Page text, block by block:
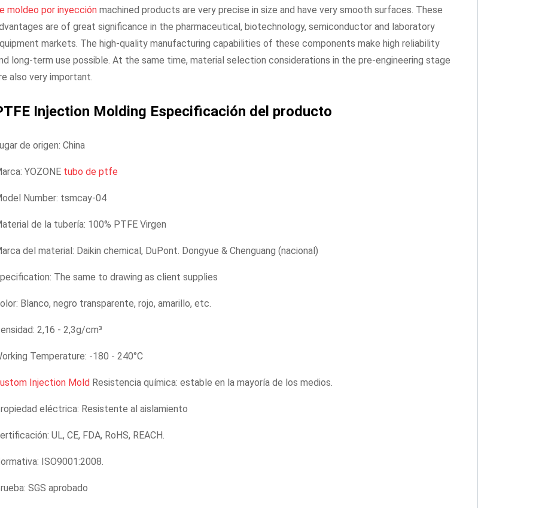
moldeo por inyección machined products are very precise in size and have very smooth surfaces. These
are of great significance in the pharmaceutical, biotechnology, semiconductor and laboratory
markets. The high-quality manufacturing capabilities of these components make high reliability
long-term use possible. At the same time, material selection considerations in the pre-engineering stage
also very important.
Injection Molding Especificación del producto
de origen: China
YOZONE tubo de ptfe
Number: tsmcay-04
de la tubería: 100% PTFE Virgen
del material: Daikin chemical, DuPont. Dongyue & Chenguang (nacional)
The same to drawing as client supplies
Blanco, negro transparente, rojo, amarillo, etc.
2,16 - 2,3g/cm³
Temperature: -180 - 240°C
Injection Mold Resistencia química: estable en la mayoría de los medios.
eléctrica: Resistente al aislamiento
UL, CE, FDA, RoHS, REACH.
ISO9001:2008.
SGS aprobado